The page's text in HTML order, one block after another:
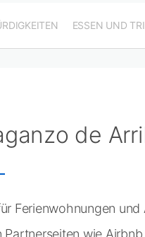
ESSEN UND
de
Ferienwohnungen und
wie